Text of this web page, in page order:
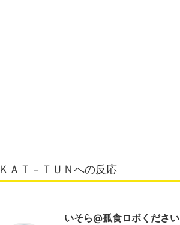
ＫＡＴ－ＴＵＮへの反応
いそら@孤食ロボください